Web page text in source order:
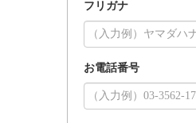
フリガナ
お電話番号